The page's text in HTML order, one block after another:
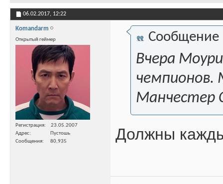
06.02.2017, 12:22
Komandarm
Открытый геймер
Регистрация
23.05.2007
Адрес
Пустошь
Сообщения
80,935
Сообщение
Вчера
чемпионов.
Манчестер
Должны